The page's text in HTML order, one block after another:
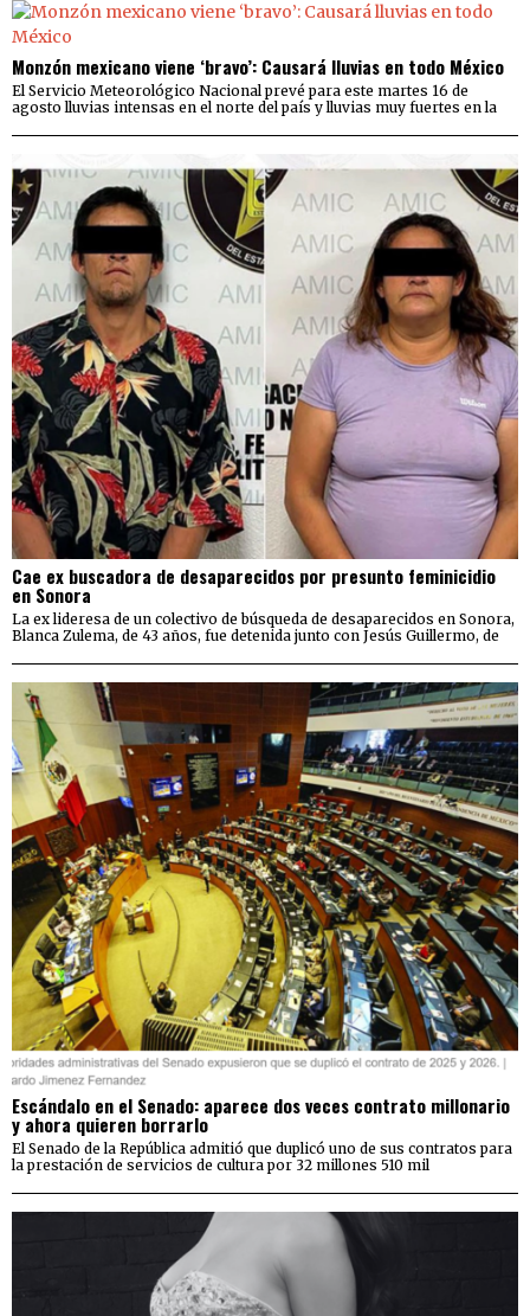
Monzón mexicano viene ‘bravo’: Causará lluvias en todo México
El Servicio Meteorológico Nacional prevé para este martes 16 de
agosto lluvias intensas en el norte del país y lluvias muy fuertes en la
Cae ex buscadora de desaparecidos por presunto feminicidio
en Sonora
La ex lideresa de un colectivo de búsqueda de desaparecidos en Sonora,
Blanca Zulema, de 43 años, fue detenida junto con Jesús Guillermo, de
Escándalo en el Senado: aparece dos veces contrato millonario
y ahora quieren borrarlo
El Senado de la República admitió que duplicó uno de sus contratos para
la prestación de servicios de cultura por 32 millones 510 mil